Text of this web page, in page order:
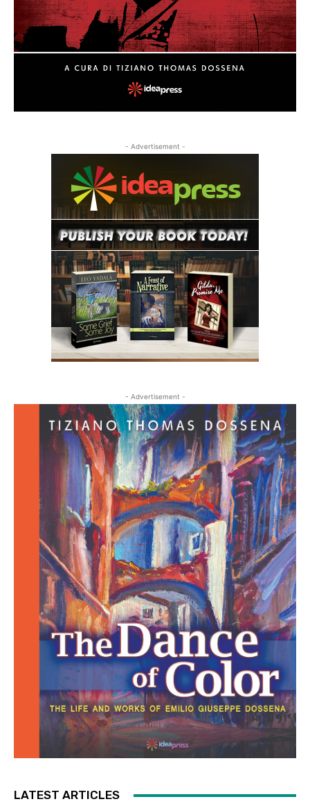
- Advertisement -
- Advertisement -
LATEST ARTICLES